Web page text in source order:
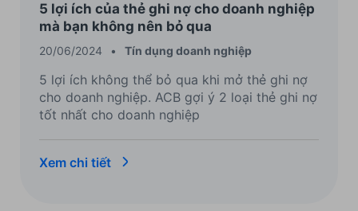
5 lợi ích của thẻ ghi nợ cho doanh nghiệp
mà bạn không nên bỏ qua
20/06/2024 • Tín dụng doanh nghiệp
5 lợi ích không thể bỏ qua khi mở thẻ ghi nợ
cho doanh nghiệp. ACB gợi ý 2 loại thẻ ghi nợ
tốt nhất cho doanh nghiệp
Xem chi tiết